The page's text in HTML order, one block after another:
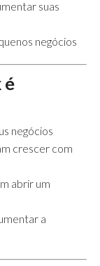
suas
negócios
é
negócios
crescer com
abrir um
a